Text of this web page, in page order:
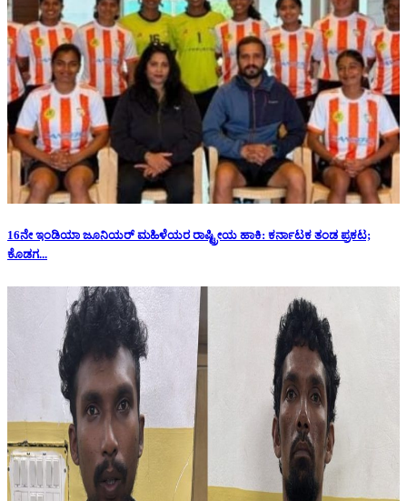
16ನೇ ಇಂಡಿಯಾ ಜೂನಿಯರ್ ಮಹಿಳೆಯರ ರಾಷ್ಟ್ರೀಯ ಹಾಕಿ: ಕರ್ನಾಟಕ ತಂಡ ಪ್ರಕಟ;
ಕೊಡಗ...